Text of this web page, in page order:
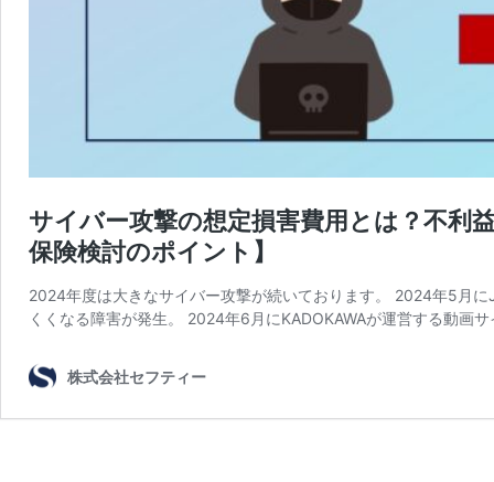
サイバー攻撃の想定損害費用とは？不利
保険検討のポイント】
2024年度は大きなサイバー攻撃が続いております。 2024年5月
くくなる障害が発生。 2024年6月にKADOKAWAが運営する動画
株式会社セフティー